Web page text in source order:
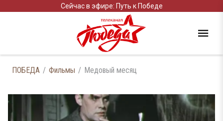
Сейчас в эфире: Путь к Победе
ПОБЕДА Фильмы Медовый месяц